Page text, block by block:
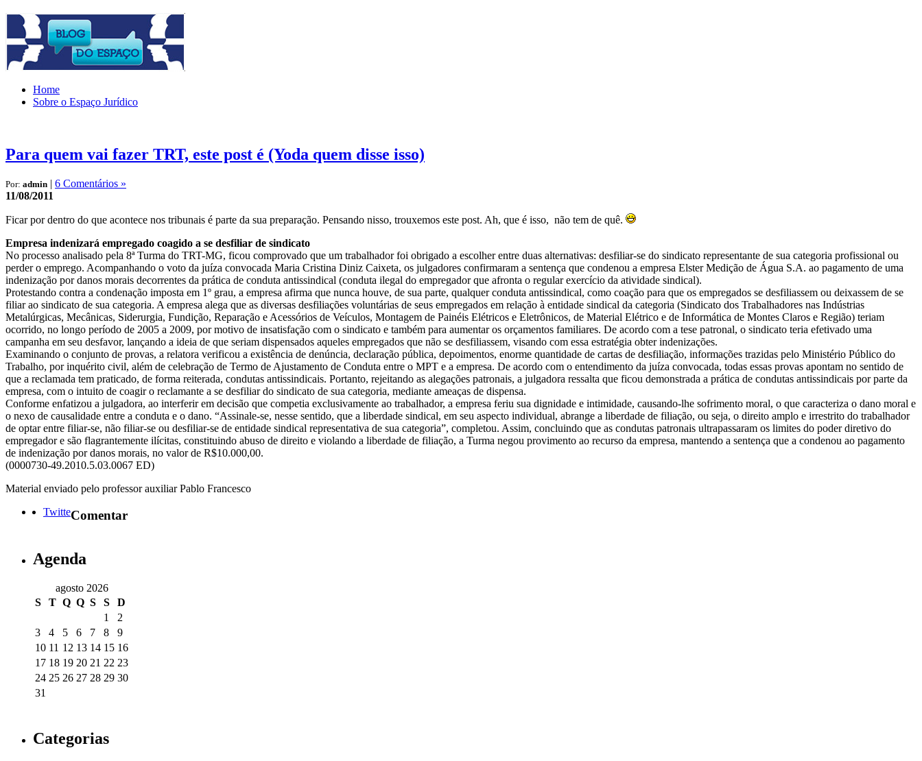
Home
Sobre o Espaço Jurídico
Para quem vai fazer TRT, este post é (Yoda quem disse isso)
Por: admin | 6 Comentários »
11/08/2011
Ficar por dentro do que acontece nos tribunais é parte da sua preparação. Pensando nisso, trouxemos este post. Ah, que é isso, não tem de quê.
Empresa indenizará empregado coagido a se desfiliar de sindicato
No processo analisado pela 8ª Turma do TRT-MG, ficou comprovado que um trabalhador foi obrigado a escolher entre duas alternativas: desfiliar-se do sindicato representante de sua categoria profissional ou
perder o emprego. Acompanhando o voto da juíza convocada Maria Cristina Diniz Caixeta, os julgadores confirmaram a sentença que condenou a empresa Elster Medição de Água S.A. ao pagamento de uma
indenização por danos morais decorrentes da prática de conduta antissindical (conduta ilegal do empregador que afronta o regular exercício da atividade sindical).
Protestando contra a condenação imposta em 1º grau, a empresa afirma que nunca houve, de sua parte, qualquer conduta antissindical, como coação para que os empregados se desfiliassem ou deixassem de se
filiar ao sindicato de sua categoria. A empresa alega que as diversas desfiliações voluntárias de seus empregados em relação à entidade sindical da categoria (Sindicato dos Trabalhadores nas Indústrias
Metalúrgicas, Mecânicas, Siderurgia, Fundição, Reparação e Acessórios de Veículos, Montagem de Painéis Elétricos e Eletrônicos, de Material Elétrico e de Informática de Montes Claros e Região) teriam
ocorrido, no longo período de 2005 a 2009, por motivo de insatisfação com o sindicato e também para aumentar os orçamentos familiares. De acordo com a tese patronal, o sindicato teria efetivado uma
campanha em seu desfavor, lançando a ideia de que seriam dispensados aqueles empregados que não se desfiliassem, visando com essa estratégia obter indenizações.
Examinando o conjunto de provas, a relatora verificou a existência de denúncia, declaração pública, depoimentos, enorme quantidade de cartas de desfiliação, informações trazidas pelo Ministério Público do
Trabalho, por inquérito civil, além de celebração de Termo de Ajustamento de Conduta entre o MPT e a empresa. De acordo com o entendimento da juíza convocada, todas essas provas apontam no sentido de
que a reclamada tem praticado, de forma reiterada, condutas antissindicais. Portanto, rejeitando as alegações patronais, a julgadora ressalta que ficou demonstrada a prática de condutas antissindicais por parte da
empresa, com o intuito de coagir o reclamante a se desfiliar do sindicato de sua categoria, mediante ameaças de dispensa.
Conforme enfatizou a julgadora, ao interferir em decisão que competia exclusivamente ao trabalhador, a empresa feriu sua dignidade e intimidade, causando-lhe sofrimento moral, o que caracteriza o dano moral e
o nexo de causalidade entre a conduta e o dano. “Assinale-se, nesse sentido, que a liberdade sindical, em seu aspecto individual, abrange a liberdade de filiação, ou seja, o direito amplo e irrestrito do trabalhador
de optar entre filiar-se, não filiar-se ou desfiliar-se de entidade sindical representativa de sua categoria”, completou. Assim, concluindo que as condutas patronais ultrapassaram os limites do poder diretivo do
empregador e são flagrantemente ilícitas, constituindo abuso de direito e violando a liberdade de filiação, a Turma negou provimento ao recurso da empresa, mantendo a sentença que a condenou ao pagamento
de indenização por danos morais, no valor de R$10.000,00.
(0000730-49.2010.5.03.0067 ED)
Material enviado pelo professor auxiliar Pablo Francesco
TwitteComentar
Agenda
agosto 2026
S
T Q Q S S
D
1
2
3
4 5 6 7 8
9
10 11 12 13 14 15 16
17 18 19 20 21 22 23
24 25 26 27 28 29 30
31
Categorias